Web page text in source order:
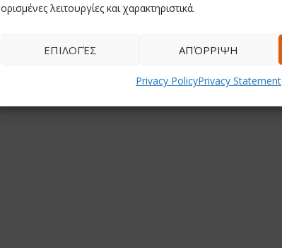
ορισμένες λειτουργίες και χαρακτηριστικά.
ΑΠΌΡΡΙΨΗ
ΕΠΙΛΟΓΈΣ
Privacy PolicyPrivacy Statement